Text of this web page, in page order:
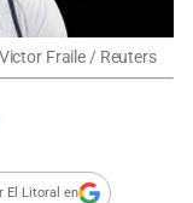
Fraile / Reuters
El Litoral en